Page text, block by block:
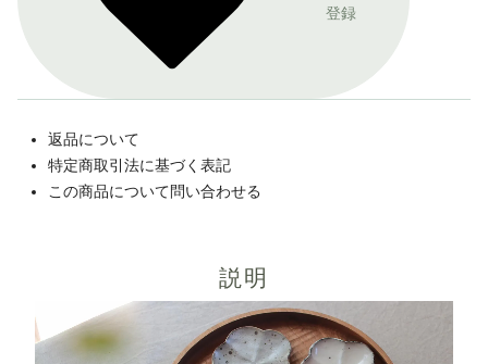
登録
返品について
特定商取引法に基づく表記
この商品について問い合わせる
説明